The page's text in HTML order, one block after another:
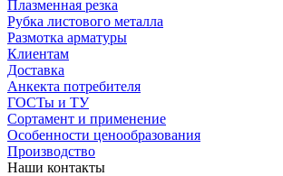
Плазменная резка
Рубка листового металла
Размотка арматуры
Клиентам
Доставка
Анкекта потребителя
ГОСТы и ТУ
Сортамент и применение
Особенности ценообразования
Производство
Наши контакты